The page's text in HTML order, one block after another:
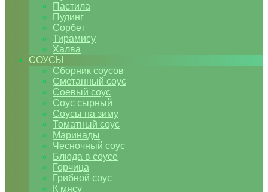
Пастила
Пудинг
Сорбет
Тирамису
Халва
СОУСЫ
Сборник соусов
Сметанный соус
Соевый соус
Соус сырный
Соусы на зиму
Томатный соус
Маринады
Чесночный соус
Блюда в соусе
Горчица
Грибной соус
К мясу